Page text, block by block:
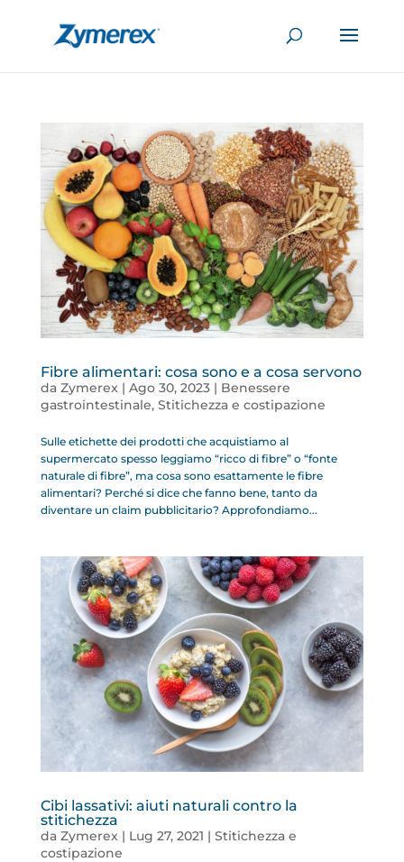
Fibre alimentari: cosa sono e a cosa servono
da Zymerex| Ago 30, 2023| Benessere
gastrointestinale, Stitichezza e costipazione
Sulle etichette dei prodotti che acquistiamo al
supermercato spesso leggiamo “ricco di fibre” o “fonte
naturale di fibre”, ma cosa sono esattamente le fibre
alimentari? Perché si dice che fanno bene, tanto da
diventare un claim pubblicitario? Approfondiamo...
Cibi lassativi: aiuti naturali contro la
stitichezza
da Zymerex| Lug 27, 2021 | Stitichezza e
costipazione